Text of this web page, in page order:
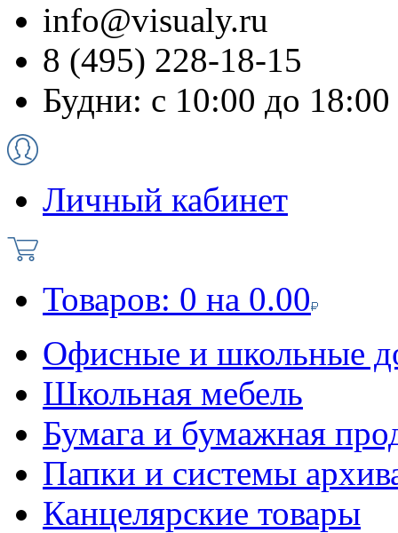
info@visualy.ru
8 (495) 228-18-15
Будни: с 10:00 до 18:00
Личный кабинет
Товаров: 0 на 0.00
Офисные и школьные
Школьная мебель
Бумага и бумажная
Папки и системы
Канцелярские товары